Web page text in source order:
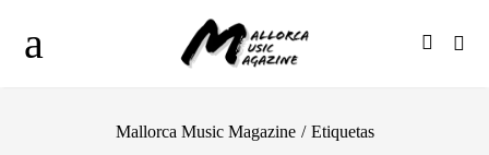
Mallorca Music Magazine / Etiquetas